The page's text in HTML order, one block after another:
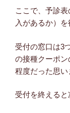
ここで、予診
入があるか）
受付の窓口は3
の接種クーポ
程度だった思い
受付を終えると